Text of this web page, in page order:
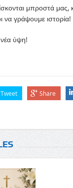
μπροστά μας,
να γράψουμε ιστορία!
ύψη!
Tweet Share